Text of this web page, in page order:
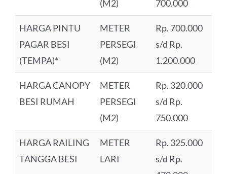
(M2) 700.000
HARGA PINTU
PAGAR BESI
(TEMPA)*
METER
PERSEGI
(M2)
Rp. 700.000
s/d Rp.
1.200.000
HARGA CANOPY
BESI RUMAH
METER
PERSEGI
(M2)
Rp. 320.000
s/d Rp.
750.000
HARGA RAILING
TANGGA BESI
METER
LARI
Rp. 325.000
s/d Rp.